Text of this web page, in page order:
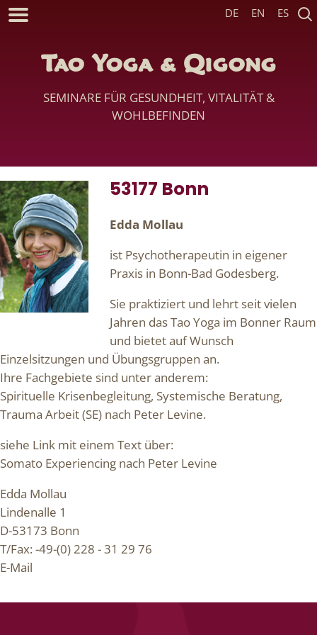
Tao Yoga & Qigong
SEMINARE FÜR GESUNDHEIT, VITALITÄT &
WOHLBEFINDEN
DE EN ES
53177 Bonn
Edda Mollau
ist Psychotherapeutin in eigener
Praxis in Bonn-Bad Godesberg.
Sie praktiziert und lehrt seit vielen
Jahren das Tao Yoga im Bonner Raum
und bietet auf Wunsch
Einzelsitzungen und Übungsgruppen an.
Ihre Fachgebiete sind unter anderem:
Spirituelle Krisenbegleitung, Systemische Beratung,
Trauma Arbeit (SE) nach Peter Levine.
siehe Link mit einem Text über:
Somato Experiencing nach Peter Levine
Edda Mollau
Lindenalle 1
D-53173 Bonn
T/Fax: -49-(0) 228 - 31 29 76
E-Mail